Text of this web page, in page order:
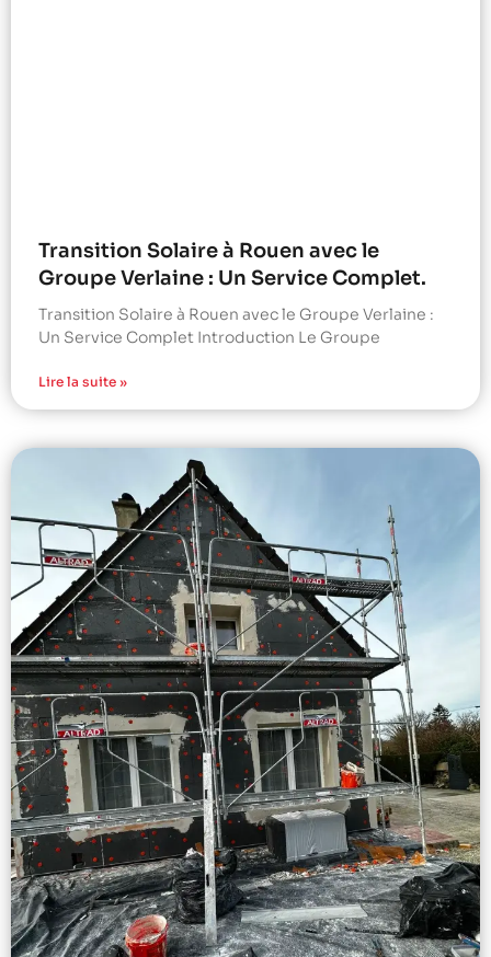
Transition Solaire à Rouen avec le
Groupe Verlaine : Un Service Complet.
Transition Solaire à Rouen avec le Groupe Verlaine :
Un Service Complet Introduction Le Groupe
Lire la suite »